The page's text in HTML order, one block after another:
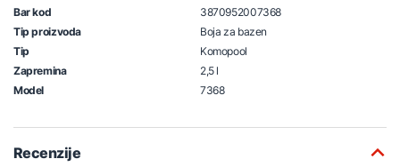
Bar kod
3870952007368
Tip proizvoda
Boja za bazen
Tip
Komopool
Zapremina
2,5 l
Model
7368
Recenzije